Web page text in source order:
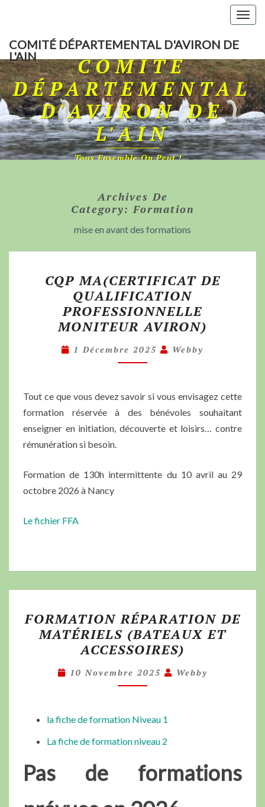
COMITÉ DÉPARTEMENTAL D'AVIRON DE
L'AIN
COMITÉ
DÉPARTEMENTAL
D'AVIRON DE
L'AIN
Tous Ensemble On Peut !…
Archives De
Category:Formation
mise en avant des formations
CQP MA(CERTIFICAT DE
QUALIFICATION
PROFESSIONNELLE
MONITEUR AVIRON)
1 Décembre 2025 Webby
Tout ce que vous devez savoir si vous envisagez cette
formation réservée à des bénévoles souhaitant
enseigner en initiation, découverte et loisirs… contre
rémunération si besoin.
Formation de 130h intermittente du 10 avril au 29
octobre 2026 à Nancy
Le fichier FFA
FORMATION RÉPARATION DE
MATÉRIELS (BATEAUX ET
ACCESSOIRES)
10 Novembre 2025 Webby
la fiche de formation Niveau 1
La fiche de formation niveau 2
Pas de formations